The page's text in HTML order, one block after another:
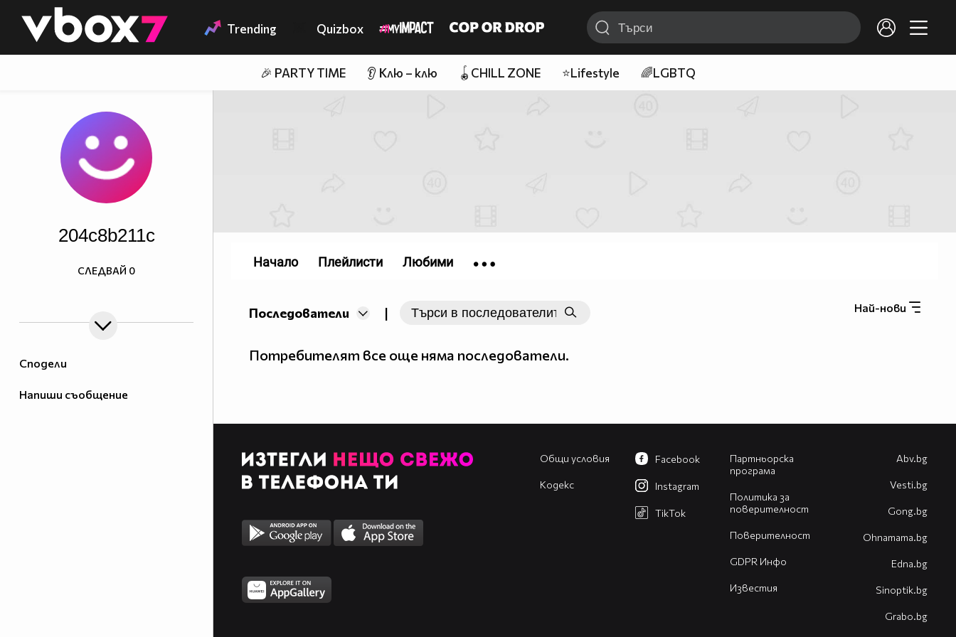
👾 Trending Quizbox
🎉 PARTY TIME 👂 Клю – клю 🪀CHILL ZONE ⭐Lifestyle 🌈LGBTQ
Сподели
Напиши съобщение
204c8b211c
СЛЕДВАЙ 0
Последователи | Най-нови
Потребителят все още няма последователи.
Начало Плейлисти Любими
Общи условия
Кодекс
Партньорска
програма
Политика за
поверителност
Поверителност
GDPR Инфо
Известия
Facebook
Instagram
TikTok
Abv.bg
Vesti.bg
Gong.bg
Оhnamama.bg
Edna.bg
Sinoptik.bg
Grabo.bg